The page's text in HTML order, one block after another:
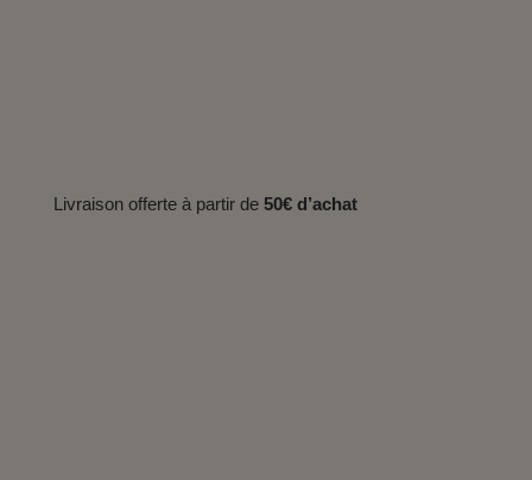
Livraison offerte à partir de 50€ d’achat